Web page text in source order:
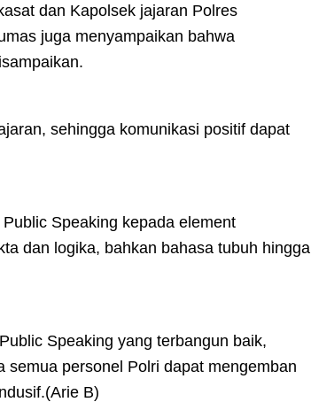
dan Kapolsek jajaran Polres
juga menyampaikan bahwa
sehingga komunikasi positif dapat
Speaking kepada element
dan logika, bahkan bahasa tubuh hingga
Speaking yang terbangun baik,
personel Polri dapat mengemban
B)